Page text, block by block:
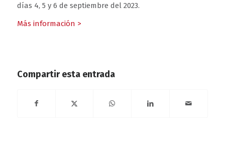
días 4, 5 y 6 de septiembre del 2023.
Más información >
Compartir esta entrada